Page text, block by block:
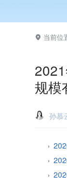
当前位
规模
孙慕